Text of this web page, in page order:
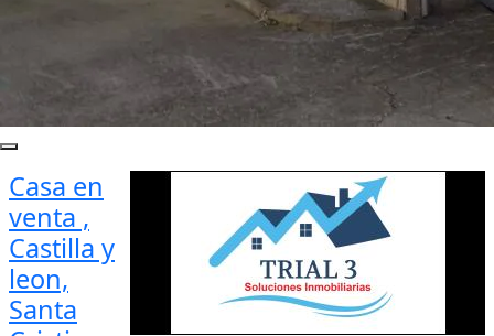
Casa en
venta ,
Castilla y
leon,
Santa